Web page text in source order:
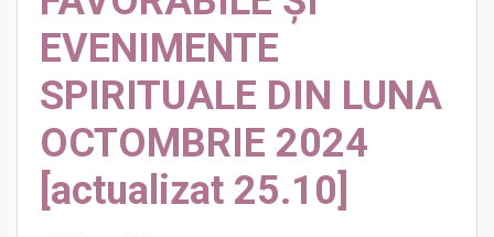
EVENIMENTE
SPIRITUALE DIN LUNA
OCTOMBRIE 2024
[actualizat 25.10]